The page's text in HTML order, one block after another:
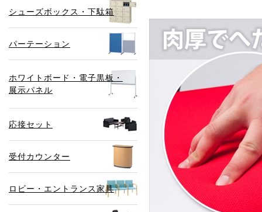
シューズボックス・下駄箱
パーテーション
ホワイトボード・電子黒板・
展示パネル
応接セット
受付カウンター
ロビー・エントランス家具